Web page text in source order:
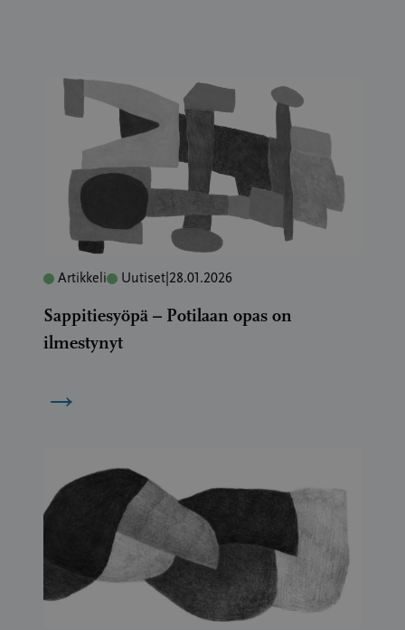
Artikkeli Uutiset 28.01.2026
Sappitiesyöpä – Potilaan opas on
ilmestynyt
→